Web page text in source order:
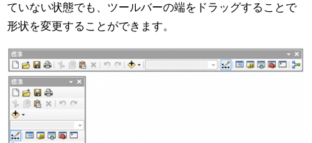
ていない状態でも、ツールバーの端をドラッグすることで
形状を変更することができます。